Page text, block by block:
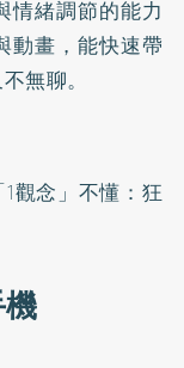
情緒調節的能力
動畫，能快速帶
無聊。
觀念」不懂：狂